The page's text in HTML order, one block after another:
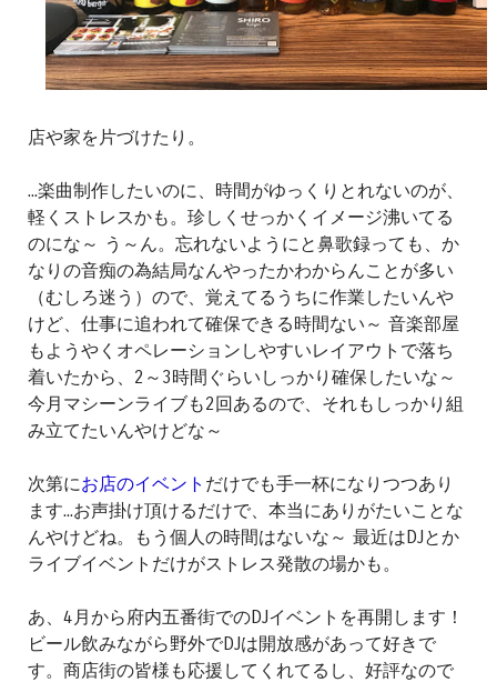
店や家を片づけたり。
...楽曲制作したいのに、時間がゆっくりとれないのが、
軽くストレスかも。珍しくせっかくイメージ沸いてる
のにな～ う～ん。忘れないようにと鼻歌録っても、か
なりの音痴の為結局なんやったかわからんことが多い
（むしろ迷う）ので、覚えてるうちに作業したいんや
けど、仕事に追われて確保できる時間ない～ 音楽部屋
もようやくオペレーションしやすいレイアウトで落ち
着いたから、2～3時間ぐらいしっかり確保したいな～
今月マシーンライブも2回あるので、それもしっかり組
み立てたいんやけどな～
次第にお店のイベント だけでも手一杯になりつつあり
ます...お声掛け頂けるだけで、本当にありがたいことな
んやけどね。もう個人の時間はないな～ 最近はDJとか
ライブイベントだけがストレス発散の場かも。
あ、4月から府内五番街でのDJイベントを再開します！
ビール飲みながら野外でDJは開放感があって好きで
す。商店街の皆様も応援してくれてるし、好評なので